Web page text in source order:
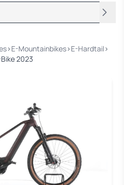
›E-Mountainbikes›E-Hardtail ›
2023